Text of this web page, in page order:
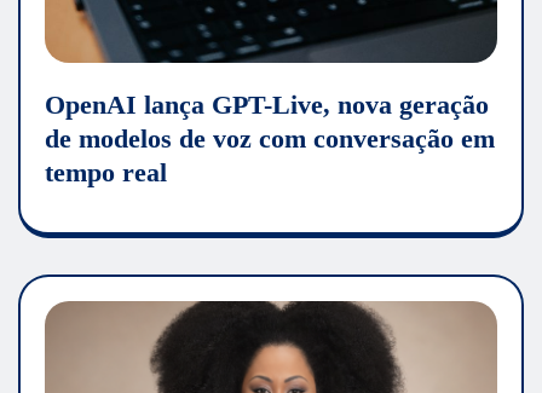
OpenAI lança GPT-Live, nova geração
de modelos de voz com conversação em
tempo real